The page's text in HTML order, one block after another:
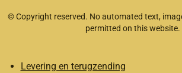
© Copyright reserved. No automated text,
permitted on this website.
Levering en terugzending